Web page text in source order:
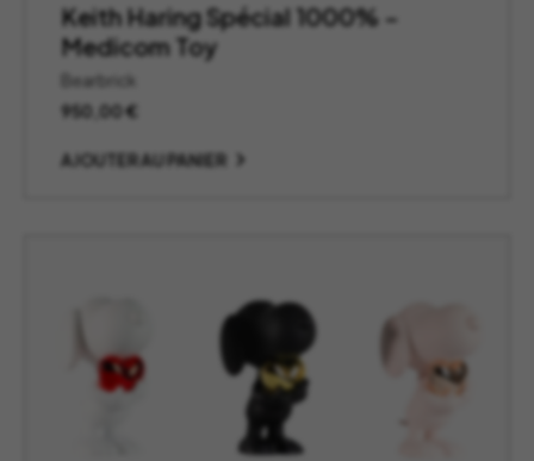
Keith Haring Spécial 1000% –
Medicom Toy
Bearbrick
950,00€
AJOUTER AU PANIER